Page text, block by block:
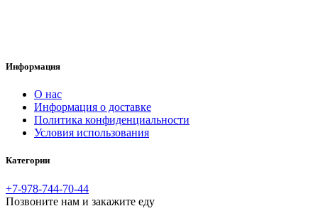
Информация
O нас
Информация о доставке
Политика конфиденциальности
Условия использования
Категории
+7-978-744-70-44
Позвоните нам и закажите еду